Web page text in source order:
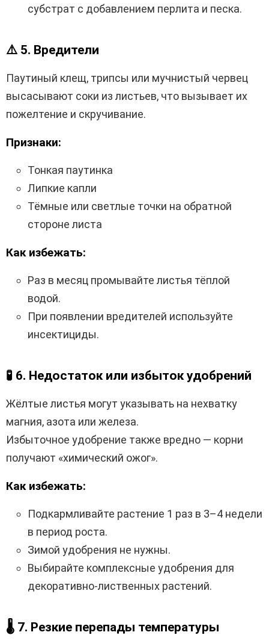
субстрат с добавлением перлита и песка.
⚠️ 5. Вредители
Паутиный клещ, трипсы или мучнистый червец
высасывают соки из листьев, что вызывает их
пожелтение и скручивание.
Признаки:
Тонкая паутинка
Липкие капли
Тёмные или светлые точки на обратной
стороне листа
Как избежать:
Раз в месяц промывайте листья тёплой
водой.
При появлении вредителей используйте
инсектициды.
🧪 6. Недостаток или избыток удобрений
Жёлтые листья могут указывать на нехватку
магния, азота или железа.
Избыточное удобрение также вредно — корни
получают «химический ожог».
Как избежать:
Подкармливайте растение 1 раз в 3–4 недели
в период роста.
Зимой удобрения не нужны.
Выбирайте комплексные удобрения для
декоративно-лиственных растений.
🌡 7. Резкие перепады температуры